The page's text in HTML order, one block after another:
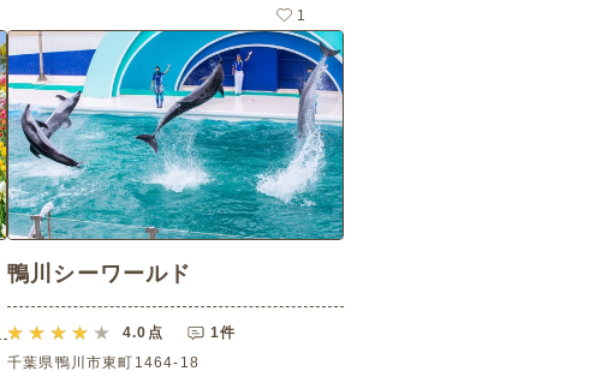
1
鴨川シーワールド
4.0 点
1件
千葉県鴨川市東町1464-18